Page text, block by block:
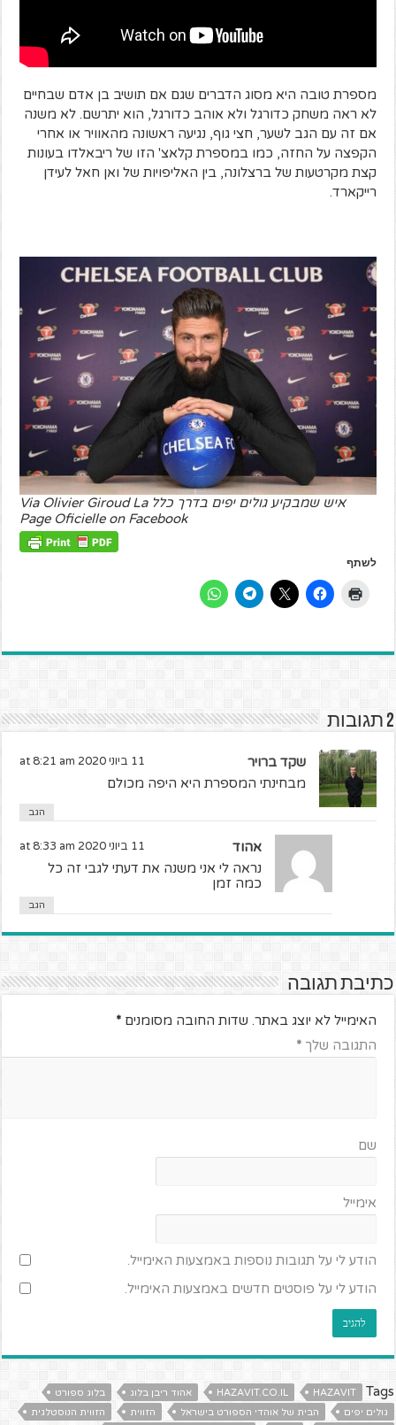
מספרת טובה היא מסוג הדברים שגם אם תושיב בן אדם שבחיים
לא ראה משחק כדורגל ולא אוהב כדורגל, הוא יתרשם. לא משנה
אם זה עם הגב לשער, חצי גוף, נגיעה ראשונה מהאוויר או אחרי
הקפצה על החזה, כמו במספרת קלאצ' הזו של ריבאלדו בעונות
קצת מקרטעות של ברצלונה, בין האליפויות של ואן חאל לעידן
רייקארד.
איש שמבקיע גולים יפים בדרך כלל Via Olivier Giroud La
Page Oficielle on Facebook
לשתף
2 תגובות
שקד ברויר 11 ביוני 2020 at 8:21 am
מבחינתי המספרת היא היפה מכולם
הגב
אהוד 11 ביוני 2020 at 8:33 am
נראה לי אני משנה את דעתי לגבי זה כל
כמה זמן
הגב
כתיבת תגובה
האימייל לא יוצג באתר. שדות החובה מסומנים*
התגובה שלך*
שם
אימייל
הודע לי על תגובות נוספות באמצעות האימייל.
הודע לי על פוסטים חדשים באמצעות האימייל.
Tags
HAZAVIT
HAZAVIT.CO.IL אהוד ריבן בלוג
בלוג ספורט
גולים יפים
הבית של אוהדי הספורט בישראל הזווית
הזווית הנוסטלגית